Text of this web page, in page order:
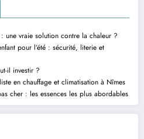
une vraie solution contre la chaleur ?
pour l’été : sécurité, literie et
il investir ?
en chauffage et climatisation à Nîmes
cher : les essences les plus abordables